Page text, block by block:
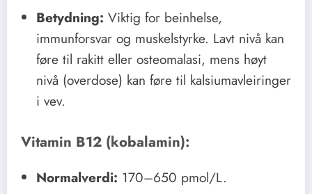
Betydning: Viktig for beinhelse,
immunforsvar og muskelstyrke. Lavt nivå kan
føre til rakitt eller osteomalasi, mens høyt
nivå (overdose) kan føre til kalsiumavleiringer
i vev.
Vitamin B12 (kobalamin):
Normalverdi: 170–650 pmol/L.